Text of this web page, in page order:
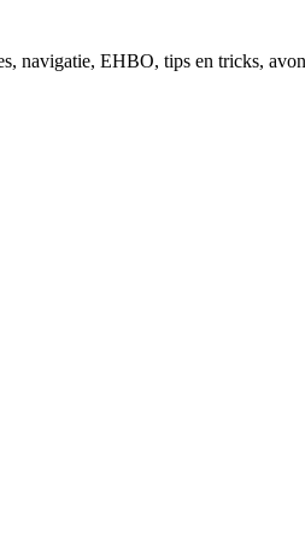
navigatie, EHBO, tips en tricks,